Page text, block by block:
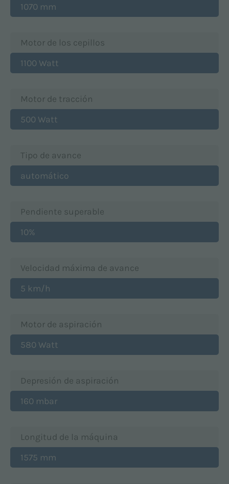
1070 mm
Motor de los cepillos
1100 Watt
Motor de tracción
500 Watt
Tipo de avance
automático
Pendiente superable
10%
Velocidad máxima de avance
5 km/h
Motor de aspiración
580 Watt
Depresión de aspiración
160 mbar
Longitud de la máquina
1575 mm